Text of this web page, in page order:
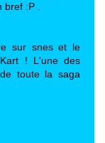
:P .
sur snes et le
! L'une des
toute la saga